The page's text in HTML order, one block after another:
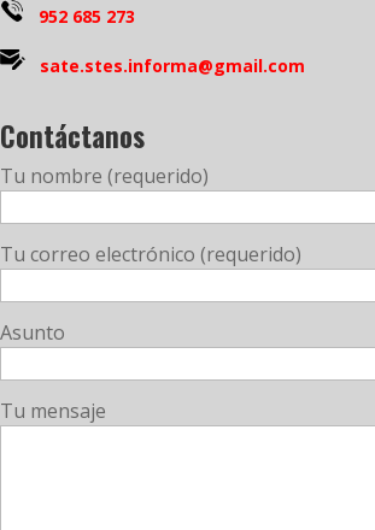
952 685 273
sate.stes.informa@gmail.com
Contáctanos
Tu nombre (requerido)
Tu correo electrónico (requerido)
Asunto
Tu mensaje